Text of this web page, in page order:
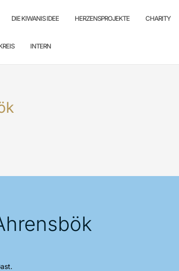
DIE KIWANIS IDEE HERZENSPROJEKTE CHARITY
INTERN